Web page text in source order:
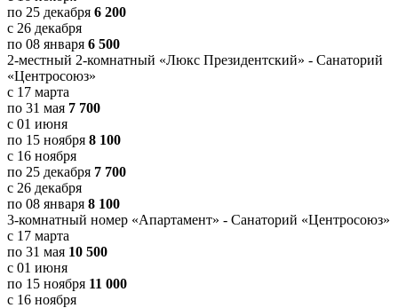
по 25 декабря 6 200
с 26 декабря
по 08 января 6 500
2-местный 2-комнатный «Люкс Президентский» - Санаторий
«Центросоюз»
с 17 марта
по 31 мая 7 700
с 01 июня
по 15 ноября 8 100
с 16 ноября
по 25 декабря 7 700
с 26 декабря
по 08 января 8 100
3-комнатный номер «Апартамент» - Санаторий «Центросоюз»
с 17 марта
по 31 мая 10 500
с 01 июня
по 15 ноября 11 000
с 16 ноября